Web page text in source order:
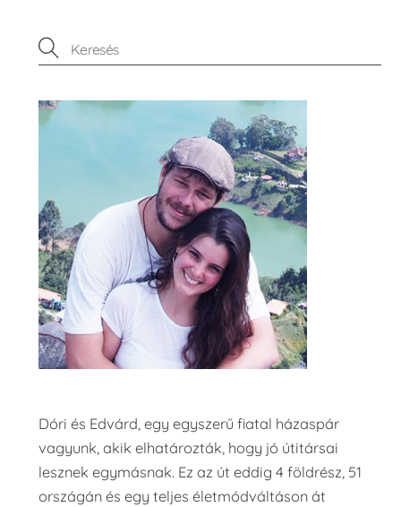
Dóri és Edvárd, egy egyszerű fiatal házaspár
vagyunk, akik elhatározták, hogy jó útitársai
lesznek egymásnak. Ez az út eddig 4 földrész, 51
országán és egy teljes életmódváltáson át